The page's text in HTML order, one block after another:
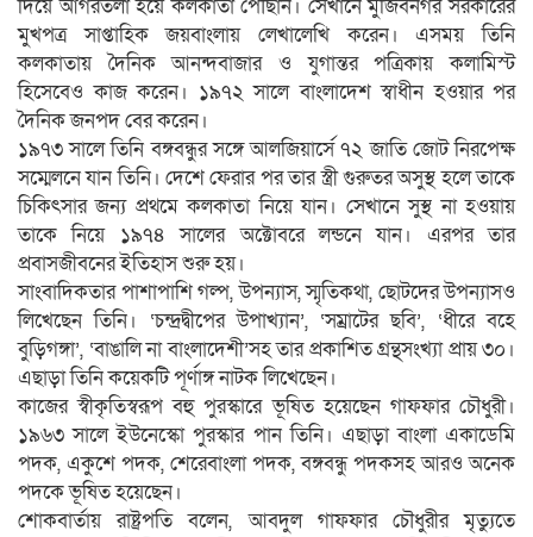
দিয়ে আগরতলা হয়ে কলকাতা পৌঁছান। সেখানে মুজিবনগর সরকারের
মুখপত্র সাপ্তাহিক জয়বাংলায় লেখালেখি করেন। এসময় তিনি
কলকাতায় দৈনিক আনন্দবাজার ও যুগান্তর পত্রিকায় কলামিস্ট
হিসেবেও কাজ করেন। ১৯৭২ সালে বাংলাদেশ স্বাধীন হওয়ার পর
দৈনিক জনপদ বের করেন।
১৯৭৩ সালে তিনি বঙ্গবন্ধুর সঙ্গে আলজিয়ার্সে ৭২ জাতি জোট নিরপেক্ষ
সম্মেলনে যান তিনি। দেশে ফেরার পর তার স্ত্রী গুরুতর অসুস্থ হলে তাকে
চিকিৎসার জন্য প্রথমে কলকাতা নিয়ে যান। সেখানে সুস্থ না হওয়ায়
তাকে নিয়ে ১৯৭৪ সালের অক্টোবরে লন্ডনে যান। এরপর তার
প্রবাসজীবনের ইতিহাস শুরু হয়।
সাংবাদিকতার পাশাপাশি গল্প, উপন্যাস, স্মৃতিকথা, ছোটদের উপন্যাসও
লিখেছেন তিনি। ‘চন্দ্রদ্বীপের উপাখ্যান’, ‘সম্রাটের ছবি’, ‘ধীরে বহে
বুড়িগঙ্গা’, ‘বাঙালি না বাংলাদেশী’সহ তার প্রকাশিত গ্রন্থসংখ্যা প্রায় ৩০।
এছাড়া তিনি কয়েকটি পূর্ণাঙ্গ নাটক লিখেছেন।
কাজের স্বীকৃতিস্বরূপ বহু পুরস্কারে ভূষিত হয়েছেন গাফফার চৌধুরী।
১৯৬৩ সালে ইউনেস্কো পুরস্কার পান তিনি। এছাড়া বাংলা একাডেমি
পদক, একুশে পদক, শেরেবাংলা পদক, বঙ্গবন্ধু পদকসহ আরও অনেক
পদকে ভূষিত হয়েছেন।
শোকবার্তায় রাষ্ট্রপতি বলেন, আবদুল গাফফার চৌধুরীর মৃত্যুতে